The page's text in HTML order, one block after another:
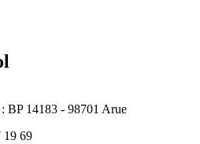
: BP 14183 - 98701 Arue
19 69